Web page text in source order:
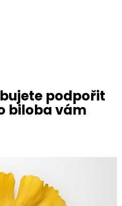
podpořit
biloba vám